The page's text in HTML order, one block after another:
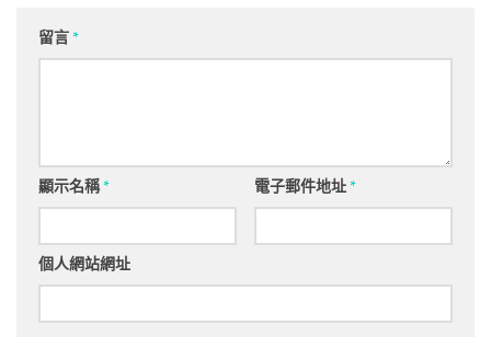
留言*
顯示名稱* 電子郵件地址*
個人網站網址